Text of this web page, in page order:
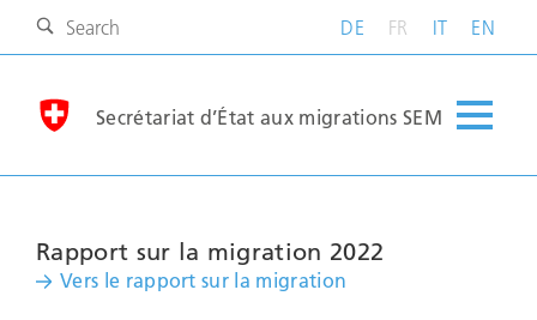
DE FR IT EN
Secrétariat d’État aux migrations SEM
Rapport sur la migration 2022
Vers le rapport sur la migration